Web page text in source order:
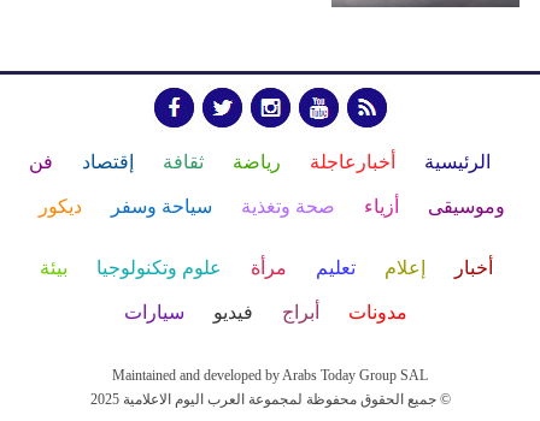
الرئيسية أخبارعاجلة رياضة ثقافة إقتصاد فن
وموسيقى أزياء صحة وتغذية سياحة وسفر ديكور
أخبار إعلام تعليم مرأة علوم وتكنولوجيا بيئة
مدونات أبراج فيديو سيارات
Maintained and developed by Arabs Today Group SAL
جميع الحقوق محفوظة لمجموعة العرب اليوم الاعلامية 2025 ©